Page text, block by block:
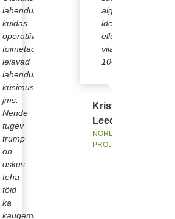
lahendusi,
kuidas
operatiivselt
toimetada,
leiavad
lahendused
küsimustele
jms.
Nende
tugev
trump
on
oskus
teha
töid
ka
kaugemates
algsed
ideed
ellu
viia
100%!
Kristo
Leede
NORDECON AS
PROJEKTIJUHT